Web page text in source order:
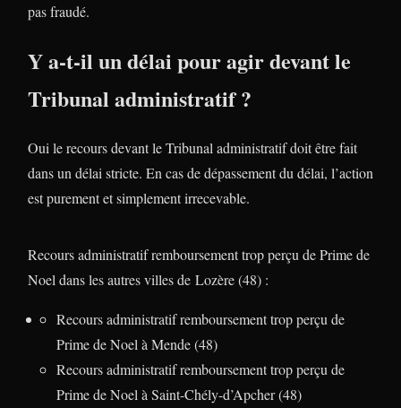
pas fraudé.
Y a-t-il un délai pour agir devant le
Tribunal administratif ?
Oui le recours devant le Tribunal administratif doit être fait
dans un délai stricte. En cas de dépassement du délai, l’action
est purement et simplement irrecevable.
Recours administratif remboursement trop perçu de Prime de
Noel dans les autres villes de Lozère (48) :
Recours administratif remboursement trop perçu de
Prime de Noel à Mende (48)
Recours administratif remboursement trop perçu de
Prime de Noel à Saint-Chély-d’Apcher (48)